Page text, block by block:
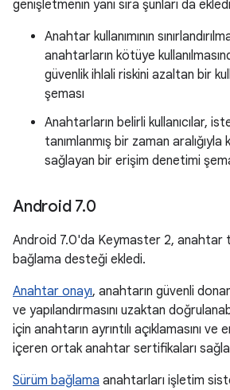
genişletmenin yanı sıra şunları da
Anahtar kullanımının
anahtarların kötüye
güvenlik ihlali riskini azaltan bir
şeması
Anahtarların belirli kullanıcılar,
tanımlanmış bir zaman aralığıyla
sağlayan bir erişim denetimi
Android 7.0
Android 7.0'da Keymaster 2, anahtar
bağlama desteği ekledi.
Anahtar onayı, anahtarın güvenli
ve yapılandırmasını uzaktan
için anahtarın ayrıntılı açıklamasını
içeren ortak anahtar sertifikaları
Sürüm bağlama anahtarları işletim